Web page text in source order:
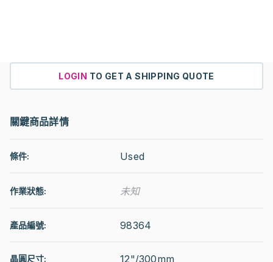
LOGIN TO GET A SHIPPING QUOTE
關鍵商品詳情
條件: Used
作業狀態: 未知
產品編號: 98364
晶圓尺寸: 12"/300mm